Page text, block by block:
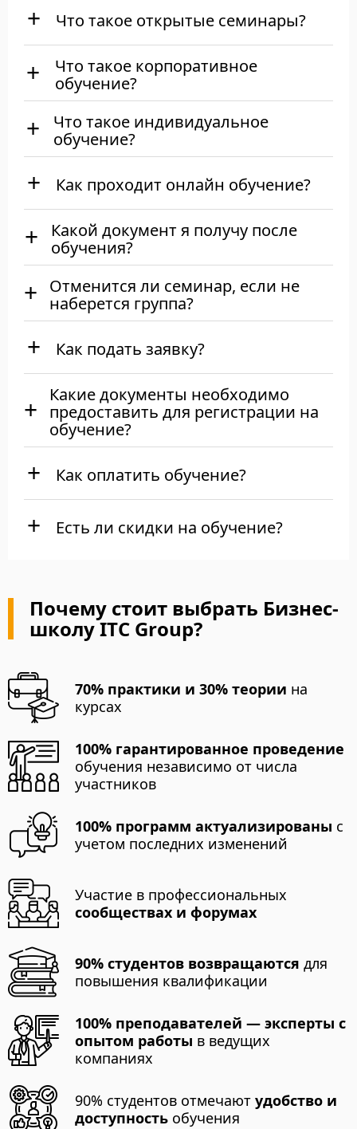
Что такое открытые семинары?
Что такое корпоративное
обучение?
Что такое индивидуальное
обучение?
Как проходит онлайн обучение?
Какой документ я получу после
обучения?
Отменится ли семинар, если не
наберется группа?
Как подать заявку?
Какие документы необходимо
предоставить для регистрации на
обучение?
Как оплатить обучение?
Есть ли скидки на обучение?
Почему стоит выбрать Бизнес-
школу ITC Group?
70% практики и 30% теории на
курсах
100% гарантированное проведение
обучения независимо от числа
участников
100% программ актуализированы с
учетом последних изменений
Участие в профессиональных
сообществах и форумах
90% студентов возвращаются для
повышения квалификации
100% преподавателей — эксперты с
опытом работы в ведущих
компаниях
90% студентов отмечаютудобство и
доступность обучения